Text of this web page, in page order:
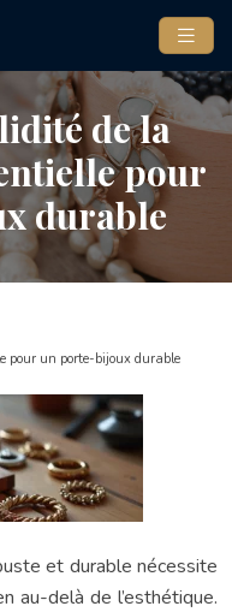
de la
pour
durable
pour un porte-bijoux durable
et durable nécessite
au-delà de l’esthétique.